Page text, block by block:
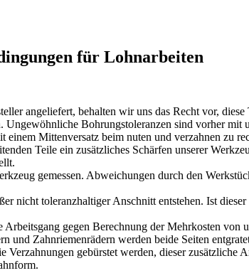
für Lohnarbeiten
angeliefert, behalten wir uns das Recht vor,
Bohrungstoleranzen sind vorher mit
Mittenversatz beim nuten und verzahnen zu
Teile ein zusätzliches Schärfen unserer
gemessen. Abweichungen durch den
nicht toleranzhaltiger Anschnitt entstehen. Ist
gegen Berechnung der Mehrkosten von
Zahnriemenrädern werden beide Seiten
gebürstet werden, dieser zusätzliche